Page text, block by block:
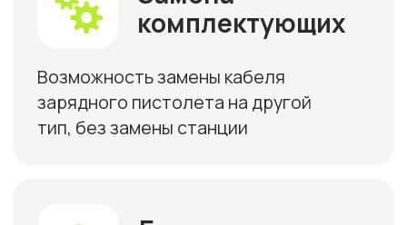
Зарядные станции
Pandora полностью